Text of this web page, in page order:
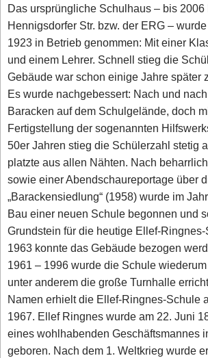
Das ursprüngliche Schulhaus – bis 2006
Hennigsdorfer Str. bzw. der ERG –
1923 in Betrieb genommen: Mit einer
und einem Lehrer. Schnell stieg die
Gebäude war schon einige Jahre später
Es wurde nachgebessert: Nach und
Baracken auf dem Schulgelände, doch
Fertigstellung der sogenannten
50er Jahren stieg die Schülerzahl stetig
platzte aus allen Nähten. Nach
sowie einer Abendschaureportage über
„Barackensiedlung“ (1958) wurde im
Bau einer neuen Schule begonnen und
Grundstein für die heutige Ellef-
1963 konnte das Gebäude bezogen
1961 – 1996 wurde die Schule
unter anderem die große Turnhalle
Namen erhielt die Ellef-Ringnes-Schule
1967. Ellef Ringnes wurde am 22. Juni
eines wohlhabenden Geschäftsmannes
geboren. Nach dem 1. Weltkrieg wurde